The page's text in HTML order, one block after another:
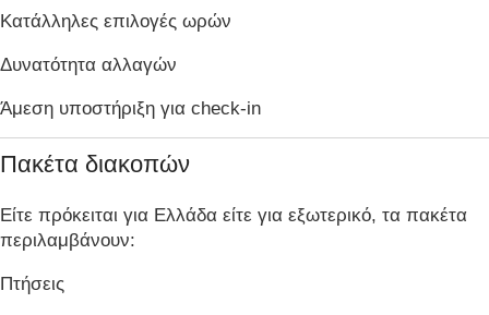
Κατάλληλες επιλογές ωρών
Δυνατότητα αλλαγών
Άμεση υποστήριξη για check-in
Πακέτα διακοπών
Είτε πρόκειται για Ελλάδα είτε για εξωτερικό, τα πακέτα
περιλαμβάνουν:
Πτήσεις